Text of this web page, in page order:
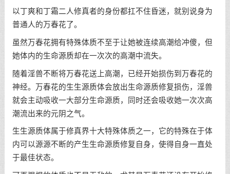
以丁爽和丁霜二人修真者的身份都扛不住昏迷，就别说身为
普通人的万春花了。
虽然万春花拥有特殊体质不至于让她被连续高潮给冲傻，但
她体内的生命源质却在一次次的高潮中流失。
随着淫兽不断将万春花送上高潮，已经开始损伤到万春花的
神经。万春花的生生源质体会放出生命源质修复损伤，淫兽
就会主动吸收一大部分生命源质，同时还会吸收她一次次高
潮流出来的元阴之气。
生生源质体属于修真界十大特殊体质之一，它的特殊在于体
内可以源源不断的产生生命源质修复自身，使得自身一直处
于最佳状态。